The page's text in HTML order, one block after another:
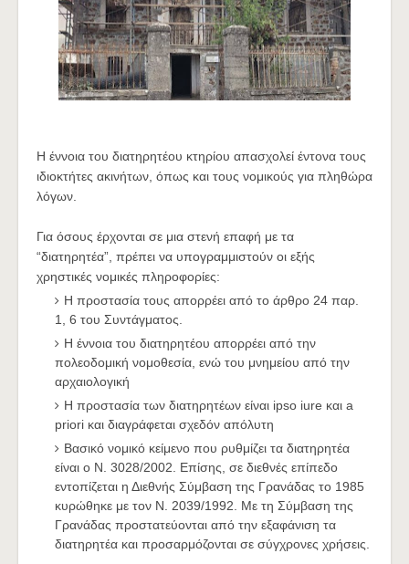
Η έννοια του διατηρητέου κτηρίου απασχολεί έντονα τους
ιδιοκτήτες ακινήτων, όπως και τους νομικούς για πληθώρα
λόγων.
Για όσους έρχονται σε μια στενή επαφή με τα
“διατηρητέα”, πρέπει να υπογραμμιστούν οι εξής
χρηστικές νομικές πληροφορίες:
Η προστασία τους απορρέει από το άρθρο 24 παρ.
1, 6 του Συντάγματος.
Η έννοια του διατηρητέου απορρέει από την
πολεοδομική νομοθεσία, ενώ του μνημείου από την
αρχαιολογική
Η προστασία των διατηρητέων είναι ipso iure και a
priori και διαγράφεται σχεδόν απόλυτη
Βασικό νομικό κείμενο που ρυθμίζει τα διατηρητέα
είναι ο Ν. 3028/2002. Επίσης, σε διεθνές επίπεδο
εντοπίζεται η Διεθνής Σύμβαση της Γρανάδας το 1985
κυρώθηκε με τον Ν. 2039/1992. Με τη Σύμβαση της
Γρανάδας προστατεύονται από την εξαφάνιση τα
διατηρητέα και προσαρμόζονται σε σύγχρονες χρήσεις.